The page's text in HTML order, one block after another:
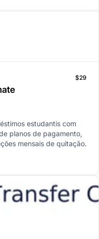
$29
estudantis com
planos de pagamento,
mensais de quitação.